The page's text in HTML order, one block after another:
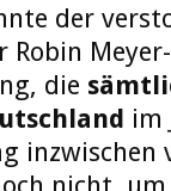
der
Robin
die
im